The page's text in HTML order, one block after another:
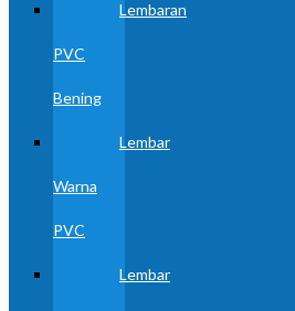
Lembaran
PVC
Bening
Lembar
Warna
PVC
Lembar